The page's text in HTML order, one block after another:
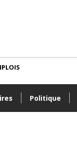
Politique